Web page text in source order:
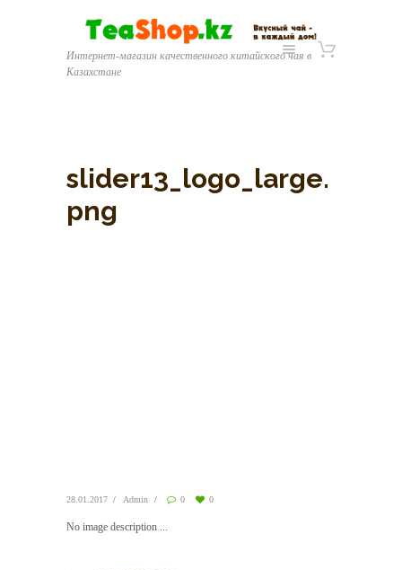
Интернет-магазин качественного китайского чая в
Казахстане
slider13_logo_large.
png
28.01.2017 Admin 0 0
No image description ...